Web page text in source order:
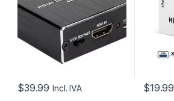
$39.99 Incl. IVA $19.99